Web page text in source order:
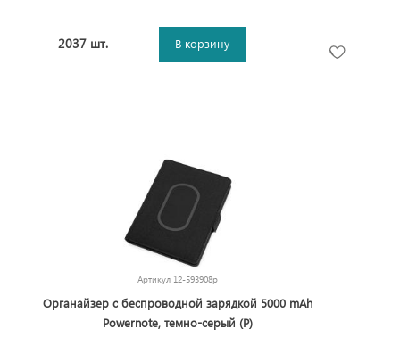
2037 шт. В корзину
Артикул 12-593908p
Органайзер с беспроводной зарядкой 5000 mAh
Powernote, темно-серый (P)